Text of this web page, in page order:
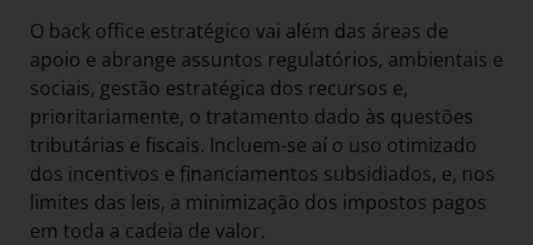
O back office estratégico vai além das áreas de
apoio e abrange assuntos regulatórios, ambientais e
sociais, gestão estratégica dos recursos e,
prioritariamente, o tratamento dado às questões
tributárias e fiscais. Incluem-se aí o uso otimizado
dos incentivos e financiamentos subsidiados, e, nos
limites das leis, a minimização dos impostos pagos
em toda a cadeia de valor.